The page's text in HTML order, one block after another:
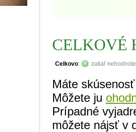
CELKOVÉ
Celkovo: zatiaľ
Máte
Môžete ju
Prípadné
môžete nájsť v